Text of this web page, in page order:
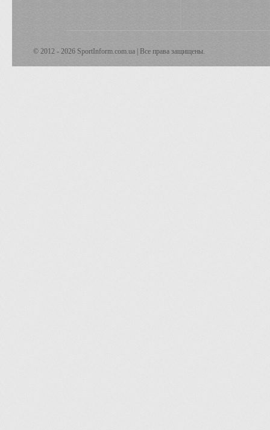
© 2012 - 2026 SportInform.com.ua | Все права защищены.